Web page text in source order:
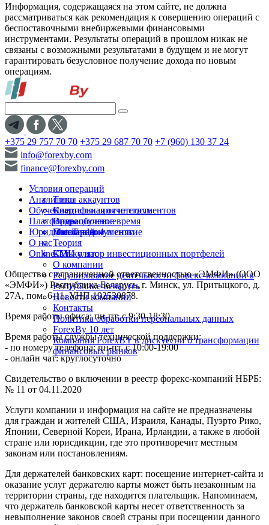
Информация, содержащаяся на этом сайте, не должна
рассматриваться как рекомендация к совершению операций с
беспоставочными внебиржевыми финансовыми
инструментами. Результаты операций в прошлом никак не
связаны с возможными результатами в будущем и не могут
гарантировать безусловное получение дохода по новым
операциям.
+375 29 757 70 70 +375 29 687 70 70 +7 (960) 130 37 24
info@forexby.com
finance@forexby.com
Условия операций
Типы аккаунтов
Спецификация инструментов
Операционное время
Пополнение и снятие
Аналитика
Квартальная отчетность
Обучение
Видеообучение
Глоссарий
Теория
Калькулятор инвестиционных портфелей
Платформы
MetaTrader 4
Юридические документы
О нас
СМИ о нас
О компании
Регулирование деятельности форекс-компании в
Республике Беларусь
Новости компании
Контакты
Политика обработки персональных данных
ForexBy 10 лет
Компания ForexBY в дискуссии о трансформации
финансовых рынков
Online-TV
Общество с ограниченной ответственностью «ЭМФИ» (ООО
«ЭМФИ») Республика Беларусь, г. Минск, ул. Притыцкого, д.
27А, пом. 6-11. УНП 192530878.
Время работы офиса: пн-пт. с 9:30-18:30
Время работы службы технической поддержки:
- по номеру телефона: пн-пт. с 10:00-19:00
- онлайн чат: круглосуточно
Свидетельство о включении в реестр форекс-компаний НБРБ:
№ 11 от 04.11.2020
Услуги компании и информация на сайте не предназначены
для граждан и жителей США, Израиля, Канады, Пуэрто Рико,
Японии, Северной Кореи, Ирана, Ирландии, а также в любой
стране или юрисдикции, где это противоречит местным
законам или постановлениям.
Для держателей банковских карт: посещение интернет-сайта и
оказание услуг держателю карты может быть незаконным на
территории страны, где находится плательщик. Напоминаем,
что держатель банковской карты несет ответственность за
невыполнение законов своей страны при посещении данного